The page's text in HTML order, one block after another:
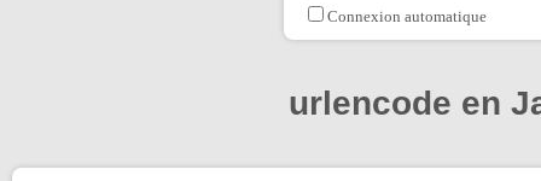
Connexion automatique
urlencode en